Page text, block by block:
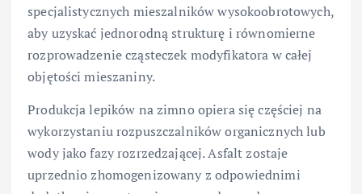
specjalistycznych mieszalników wysokoobrotowych,
aby uzyskać jednorodną strukturę i równomierne
rozprowadzenie cząsteczek modyfikatora w całej
objętości mieszaniny.
Produkcja lepików na zimno opiera się częściej na
wykorzystaniu rozpuszczalników organicznych lub
wody jako fazy rozrzedzającej. Asfalt zostaje
uprzednio zhomogenizowany z odpowiednimi